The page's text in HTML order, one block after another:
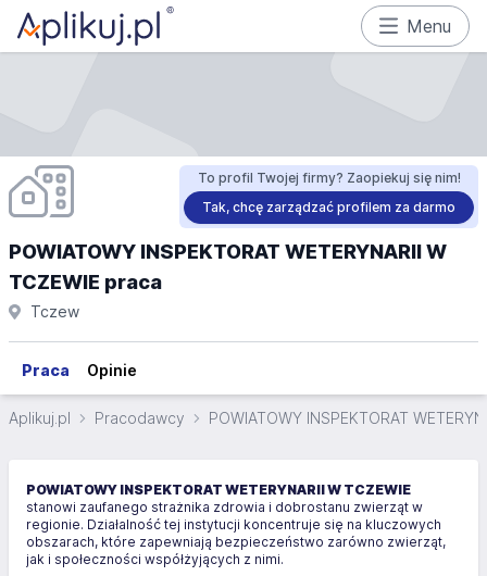
Menu
To profil Twojej firmy? Zaopiekuj się nim!
Tak, chcę zarządzać profilem za darmo
POWIATOWY INSPEKTORAT WETERYNARII W
TCZEWIE praca
Tczew
Praca Opinie
Aplikuj.pl Pracodawcy POWIATOWY INSPEKTORAT
POWIATOWY INSPEKTORAT WETERYNARII W TCZEWIE
stanowi zaufanego strażnika zdrowia i dobrostanu zwierząt w
regionie. Działalność tej instytucji koncentruje się na kluczowych
obszarach, które zapewniają bezpieczeństwo zarówno zwierząt,
jak i społeczności współżyjących z nimi.